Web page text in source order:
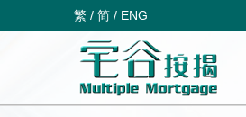
繁 / 简 / ENG